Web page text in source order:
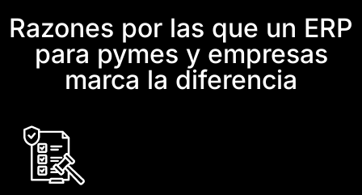
Razones por las que un ERP
para pymes y empresas
marca la diferencia